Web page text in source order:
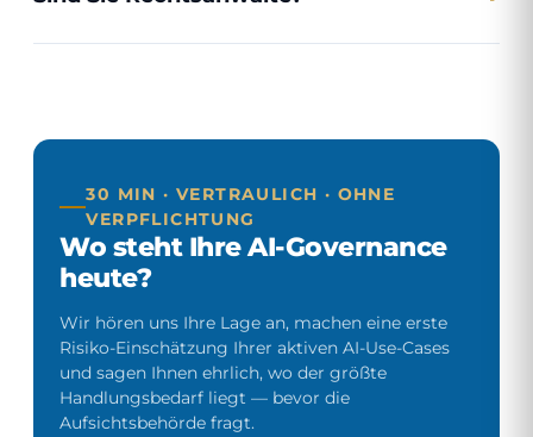
30 MIN · VERTRAULICH · OHNE
VERPFLICHTUNG
Wo steht Ihre AI-Governance
heute?
Wir hören uns Ihre Lage an, machen eine erste
Risiko-Einschätzung Ihrer aktiven AI-Use-Cases
und sagen Ihnen ehrlich, wo der größte
Handlungsbedarf liegt — bevor die
Aufsichtsbehörde fragt.